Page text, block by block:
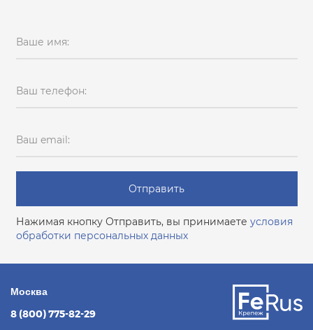
Ваше имя:
Ваш телефон:
Ваш email:
Отправить
Нажимая кнопку Отправить, вы принимаете условия
обработки персональных данных
Москва
8 (800) 775-82-29